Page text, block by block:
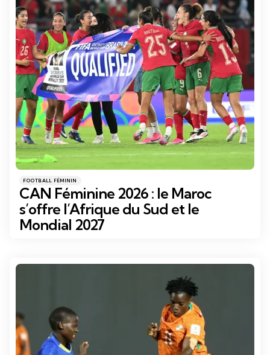
Catégories
Posté
dans
FOOTBALL FÉMININ
CAN Féminine 2026 : le Maroc
s’offre l’Afrique du Sud et le
Mondial 2027